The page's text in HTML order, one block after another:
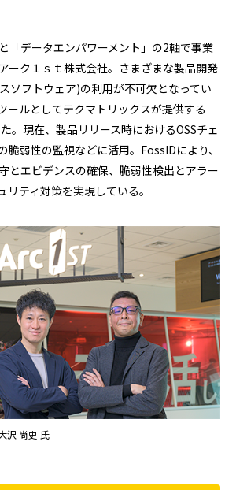
「データエンパワーメント」の2軸で事業
ーク１ｓｔ株式会社。さまざまな製品開発
ソフトウェア)の利用が不可欠となってい
ールとしてテクマトリックスが提供する
。現在、製品リリース時におけるOSSチェ
脆弱性の監視などに活用。FossIDにより、
とエビデンスの確保、脆弱性検出とアラー
リティ対策を実現している。
沢 尚史 氏